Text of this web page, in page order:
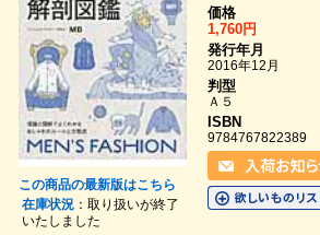
この商品の最新版はこちら
在庫状況：取り扱いが終了
いたしました
価格
1,760円
発行年月
2016年12月
判型
Ａ５
ISBN
9784767822389